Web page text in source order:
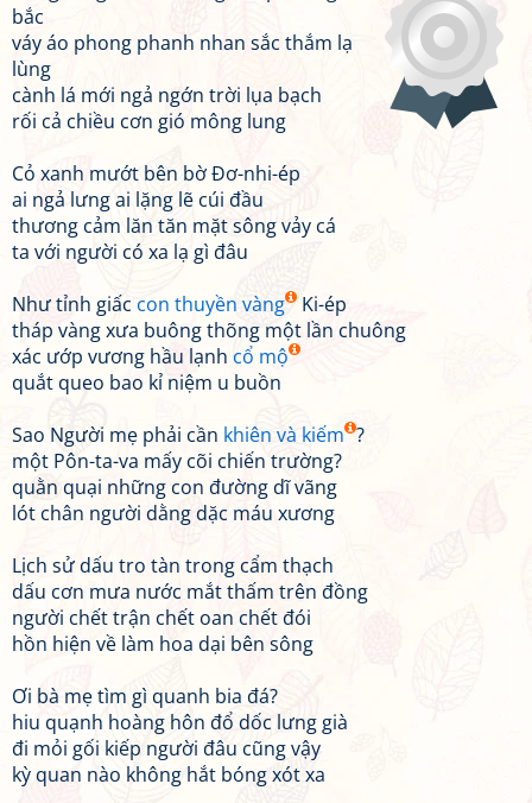
bắc
váy áo phong phanh nhan sắc thắm lạ
lùng
cành lá mới ngả ngớn trời lụa bạch
rối cả chiều cơn gió mông lung
Cỏ xanh mướt bên bờ Đơ-nhi-ép
ai ngả lưng ai lặng lẽ cúi đầu
thương cảm lăn tăn mặt sông vảy cá
ta với người có xa lạ gì đâu
Như tỉnh giấc con thuyền vàng
Ki-ép
tháp vàng xưa buông thõng một lần chuông
xác ướp vương hầu lạnh cổ mộ
quắt queo bao kỉ niệm u buồn
Sao Người mẹ phải cần khiên và kiếm ?
một Pôn-ta-va mấy cõi chiến trường?
quằn quại những con đường dĩ vãng
lót chân người dằng dặc máu xương
Lịch sử dấu tro tàn trong cẩm thạch
dấu cơn mưa nước mắt thấm trên đồng
người chết trận chết oan chết đói
hồn hiện về làm hoa dại bên sông
Ơi bà mẹ tìm gì quanh bia đá?
hiu quạnh hoàng hôn đổ dốc lưng già
đi mỏi gối kiếp người đâu cũng vậy
kỳ quan nào không hắt bóng xót xa